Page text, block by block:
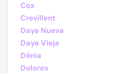
Cox
Crevillent
Daya Nueva
Daya Vieja
Dénia
Dolores